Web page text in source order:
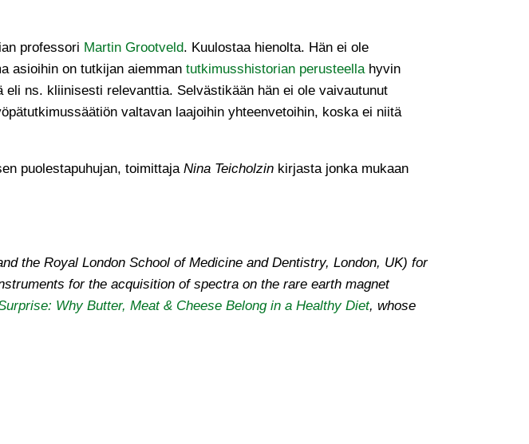
professori Martin Grootveld. Kuulostaa hienolta. Hän ei ole
asioihin on tutkijan aiemmantutkimusshistorian perusteella hyvin
ns. kliinisesti relevanttia. Selvästikään hän ei ole vaivautunut
valtavan laajoihin yhteenvetoihin, koska ei niitä
puolestapuhujan, toimittajaNina Teicholzin kirjasta jonka mukaan
the Royal London School of Medicine and Dentistry, London, UK) for
for the acquisition of spectra on the rare earth magnet
Why Butter, Meat & Cheese Belong in a Healthy Diet, whose